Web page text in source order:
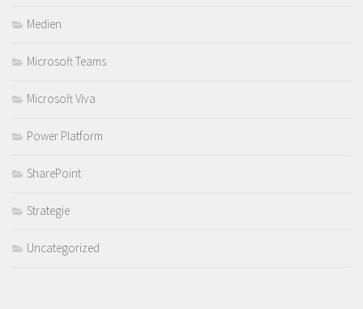
Medien
Microsoft Teams
Microsoft Viva
Power Platform
SharePoint
Strategie
Uncategorized